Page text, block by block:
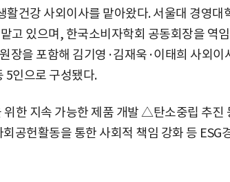
활건강 사외이사를 맡아왔다. 서울대 경영대
고 있으며, 한국소비자학회 공동회장을 역
장을 포함해 김기영·김재욱·이태희 사외이
5인으로 구성됐다.
한 지속 가능한 제품 개발 △탄소중립 추진
공헌활동을 통한 사회적 책임 강화 등 ESG